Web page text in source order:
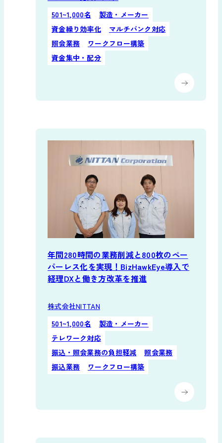
501~1,000名
製造・メーカー
資金繰り効率化
マルチバンク対応
照会業務
ワークフロー構築
資金集中・配分
年間280時間の業務削減と800枚のペー
パーレス化を実現！BizHawkEye導入で
経理DXと働き方改革を推進
株式会社NITTAN
501~1,000名
製造・メーカー
テレワーク対応
振込・照会業務の負担軽減
照会業務
振込業務
ワークフロー構築